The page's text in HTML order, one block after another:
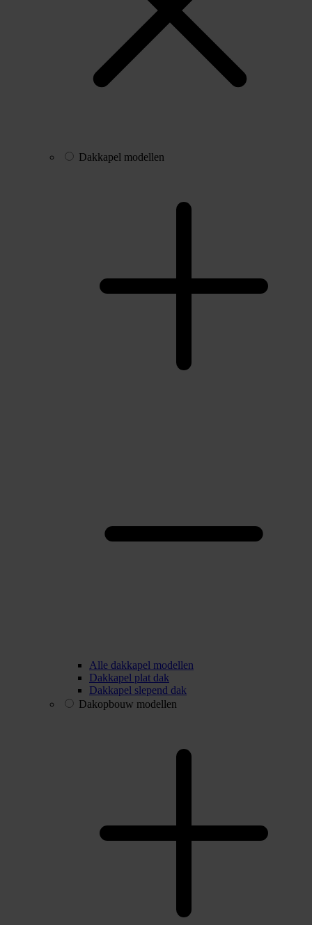
Dakkapel modellen
Alle dakkapel modellen
Dakkapel plat dak
Dakkapel slepend dak
Dakopbouw modellen